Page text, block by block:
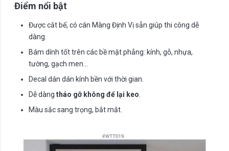
Điểm nổi bật
Được cắt bế, có cán Màng Định Vị sẵn giúp thi công dễ
dàng.
Bám dính tốt trên các bề mặt phẳng: kính, gỗ, nhựa,
tường, gạch men…
Decal dán dán kính bền với thời gian.
Dễ dàng tháo gỡ không để lại keo.
Màu sắc sang trọng, bắt mắt.